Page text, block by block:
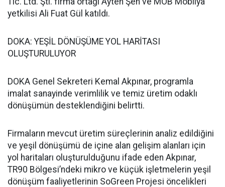
yetkilisi Ali Fuat Gül katıldı.
DOKA: YEŞİL DÖNÜŞÜME YOL HARİTASI
OLUŞTURULUYOR
DOKA Genel Sekreteri Kemal Akpınar, programla
imalat sanayinde verimlilik ve temiz üretim odaklı
dönüşümün desteklendiğini belirtti.
Firmaların mevcut üretim süreçlerinin analiz edildiğini
ve yeşil dönüşümü de içine alan gelişim alanları için
yol haritaları oluşturulduğunu ifade eden Akpınar,
TR90 Bölgesi’ndeki mikro ve küçük işletmelerin yeşil
dönüşüm faaliyetlerinin SoGreen Projesi öncelikleri